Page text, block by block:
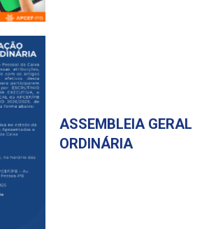
ASSEMBLEIA GERAL
ORDINÁRIA